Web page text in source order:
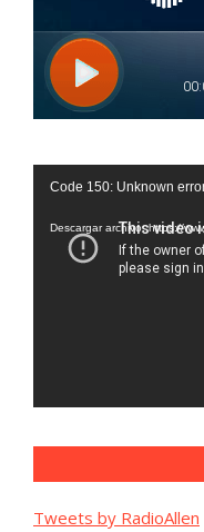
Reproductor
vídeo
Code 150: Unknown
Descargar archivo: https://
Tweets by RadioAllen